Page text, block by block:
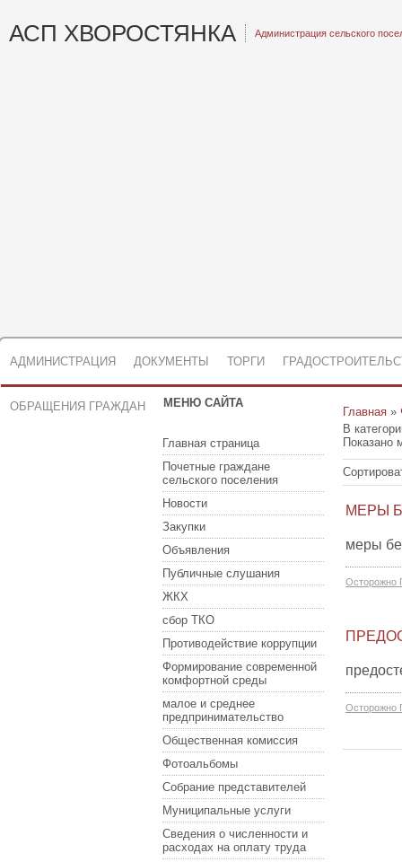
АСП ХВОРОСТЯНКА Администрация сельского
АДМИНИСТРАЦИЯ ДОКУМЕНТЫ ТОРГИ
ОБРАЩЕНИЯ ГРАЖДАН МЕНЮ САЙТА
Главная страница
Почетные граждане
сельского поселения
Новости
Закупки
Объявления
Публичные слушания
ЖКХ
сбор ТКО
Противодействие коррупции
Формирование современной
комфортной среды
малое и среднее
предпринимательство
Общественная комиссия
Фотоальбомы
Собрание представителей
Муниципальные услуги
Сведения о численности и
расходах на оплату труда
Главная »
В
Показано
МЕРЫ
меры
Осторожно
Осторожно